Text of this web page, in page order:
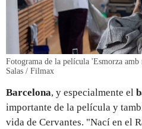
Fotograma de la película 'Esmorza
Salas / Filmax
Barcelona, y especialmente el
importante de la película y
vida de Cervantes. "Nací en el